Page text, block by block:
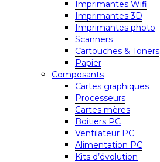
Imprimantes Wifi
Imprimantes 3D
Imprimantes photo
Scanners
Cartouches & Toners
Papier
Composants
Cartes graphiques
Processeurs
Cartes mères
Boitiers PC
Ventilateur PC
Alimentation PC
Kits d’évolution